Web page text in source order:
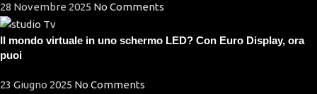
28 Novembre 2025 No Comments
Il mondo virtuale in uno schermo LED? Con Euro Display, ora
puoi
23 Giugno 2025 No Comments